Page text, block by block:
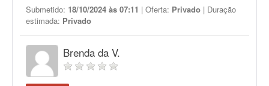
Submetido: 18/10/2024 às 07:11 | Oferta: Privado | Duração
estimada: Privado
Brenda da V.